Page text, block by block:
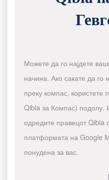
Можете да го најдете
начина. Ако сакате да го
преку компас, користете
Qibla за Компас) подолу.
одредите правецот Qibla
платформата на Google
понудена за вас.